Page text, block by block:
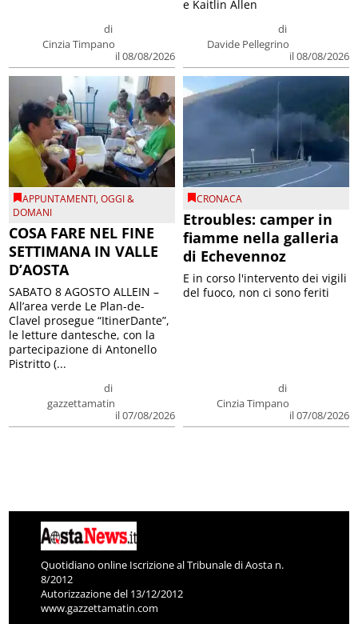
di
Cinzia Timpano
il 08/08/2026
di
Davide Pellegrino
il 08/08/2026
e Kaitlin Allen
APPUNTAMENTI,OGGI &
DOMANI
COSA FARE NEL FINE
SETTIMANA IN VALLE
D’AOSTA
di
gazzettamatin
il 07/08/2026
SABATO 8 AGOSTO ALLEIN –
All’area verde Le Plan-de-
Clavel prosegue “ItinerDante”,
le letture dantesche, con la
partecipazione di Antonello
Pistritto (...
CRONACA
Etroubles: camper in
fiamme nella galleria
di Echevennoz
di
Cinzia Timpano
il 07/08/2026
E in corso l'intervento dei vigili
del fuoco, non ci sono feriti
Quotidiano online Iscrizione al Tribunale di Aosta n.
8/2012
Autorizzazione del 13/12/2012
www.gazzettamatin.com